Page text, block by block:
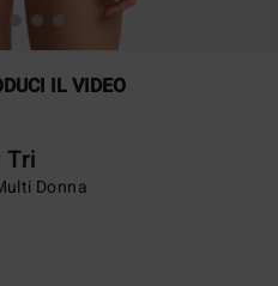
IL VIDEO
Donna